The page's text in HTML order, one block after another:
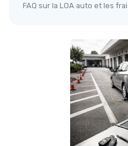
FAQ sur la LOA auto et les